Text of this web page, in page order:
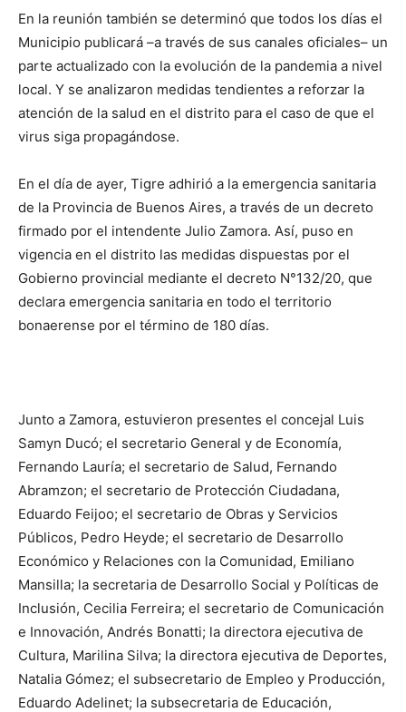
En la reunión también se determinó que todos los días el
Municipio publicará –a través de sus canales oficiales– un
parte actualizado con la evolución de la pandemia a nivel
local. Y se analizaron medidas tendientes a reforzar la
atención de la salud en el distrito para el caso de que el
virus siga propagándose.
En el día de ayer, Tigre adhirió a la emergencia sanitaria
de la Provincia de Buenos Aires, a través de un decreto
firmado por el intendente Julio Zamora. Así, puso en
vigencia en el distrito las medidas dispuestas por el
Gobierno provincial mediante el decreto N°132/20, que
declara emergencia sanitaria en todo el territorio
bonaerense por el término de 180 días.
Junto a Zamora, estuvieron presentes el concejal Luis
Samyn Ducó; el secretario General y de Economía,
Fernando Lauría; el secretario de Salud, Fernando
Abramzon; el secretario de Protección Ciudadana,
Eduardo Feijoo; el secretario de Obras y Servicios
Públicos, Pedro Heyde; el secretario de Desarrollo
Económico y Relaciones con la Comunidad, Emiliano
Mansilla; la secretaria de Desarrollo Social y Políticas de
Inclusión, Cecilia Ferreira; el secretario de Comunicación
e Innovación, Andrés Bonatti; la directora ejecutiva de
Cultura, Marilina Silva; la directora ejecutiva de Deportes,
Natalia Gómez; el subsecretario de Empleo y Producción,
Eduardo Adelinet; la subsecretaria de Educación,